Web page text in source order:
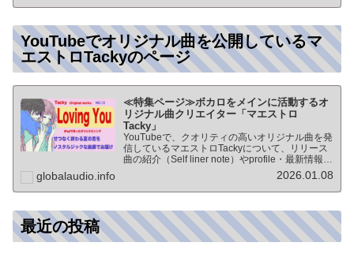
YouTubeでオリジナル曲を公開しているマ
エストロTackyのページ
≪特集ページ≫ボカロをメインに活動するオ
リジナル曲クリエイター「マエストロ
Tacky」
YouTubeで、クオリティの高いオリジナル曲を発
信しているマエストロTackyについて、リリース
曲の紹介（Self liner note）やprofile・最新情報な
ど★動画チャンネル登録100人突破記念作品の生
globalaudio.info 2026.01.08
最近の投稿